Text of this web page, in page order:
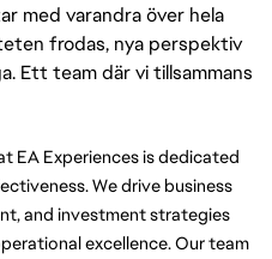
med varandra över hela
frodas, nya perspektiv
Ett team där vi tillsammans
EA Experiences is dedicated
We drive business
and investment strategies
excellence. Our team